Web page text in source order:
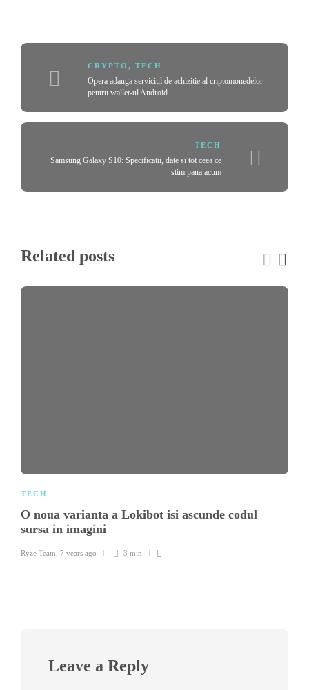
CRYPTO , TECH
Opera adauga serviciul de achizitie al criptomonedelor
pentru wallet-ul Android
TECH
Samsung Galaxy S10: Specificatii, date si tot ceea ce
stim pana acum
Related posts
TECH
O noua varianta a Lokibot isi ascunde codul
sursa in imagini
Ryze Team 7 years ago 3 min
Leave a Reply